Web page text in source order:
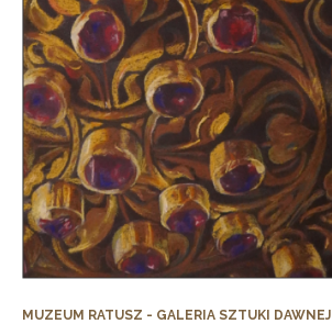
MUZEUM RATUSZ - GALERIA SZTUKI DAWNEJ